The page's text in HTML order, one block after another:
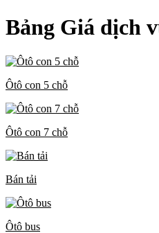
Bảng Giá dịch
Ôtô con 5 chỗ
Ôtô con 7 chỗ
Bán tải
Ôtô bus